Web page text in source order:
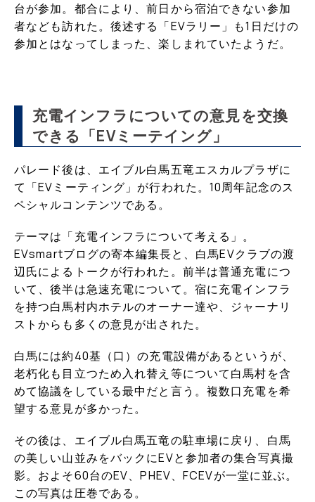
台が参加。都合により、前日から宿泊できない参加
者なども訪れた。後述する「EVラリー」も1日だけの
参加とはなってしまった、楽しまれていたようだ。
充電インフラについての意見を交換
できる「EVミーテイング」
パレード後は、エイブル白馬五竜エスカルプラザに
て「EVミーティング」が行われた。10周年記念のス
ペシャルコンテンツである。
テーマは「充電インフラについて考える」。
EVsmartブログの寄本編集長と、白馬EVクラブの渡
辺氏によるトークが行われた。前半は普通充電につ
いて、後半は急速充電について。宿に充電インフラ
を持つ白馬村内ホテルのオーナー達や、ジャーナリ
ストからも多くの意見が出された。
白馬には約40基（口）の充電設備があるというが、
老朽化も目立つため入れ替え等について白馬村を含
めて協議をしている最中だと言う。複数口充電を希
望する意見が多かった。
その後は、エイブル白馬五竜の駐車場に戻り、白馬
の美しい山並みをバックにEVと参加者の集合写真撮
影。およそ60台のEV、PHEV、FCEVが一堂に並ぶ。
この写真は圧巻である。